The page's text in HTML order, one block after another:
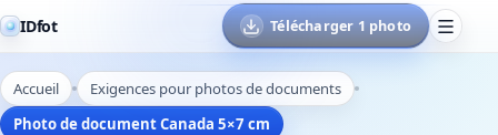
IDfot Télécharger 1 photo
Accueil
Exigences pour photos de documents
Photo de document Canada 5×7 cm